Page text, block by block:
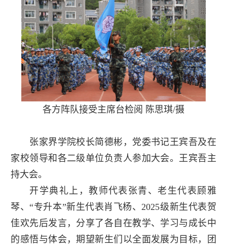
各方阵队接受主席台检阅 陈思琪/摄
张家界学院校长简德彬，党委书记王宾吾及在
家校领导和各二级单位负责人参加大会。王宾吾主
持大会。
开学典礼上，教师代表张青、老生代表顾雅
琴、“专升本”新生代表肖飞杨、2025级新生代表贺
佳欢先后发言，分享了各自在教学、学习与成长中
的感悟与体会，期望新生们以全面发展为目标，团